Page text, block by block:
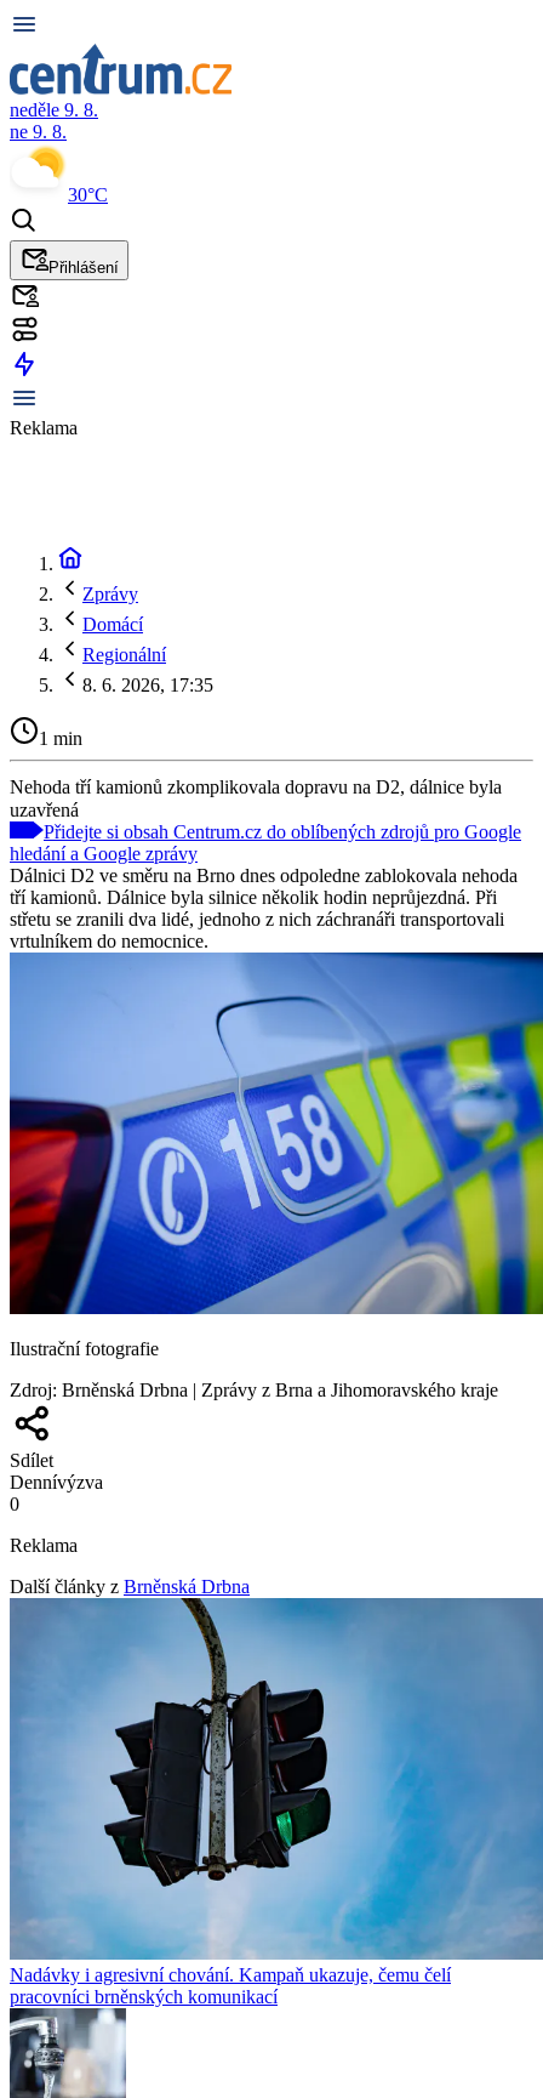
neděle 9. 8.
ne 9. 8.
30°C
Přihlášení
Reklama
Zprávy
Domácí
Regionální
8. 6. 2026, 17:35
1 min
Nehoda tří kamionů zkomplikovala dopravu na D2, dálnice byla
uzavřená
Přidejte si obsah Centrum.cz do oblíbených zdrojů pro Google
hledání a Google zprávy
Dálnici D2 ve směru na Brno dnes odpoledne zablokovala nehoda
tří kamionů. Dálnice byla silnice několik hodin neprůjezdná. Při
střetu se zranili dva lidé, jednoho z nich záchranáři transportovali
vrtulníkem do nemocnice.
Ilustrační fotografie
Zdroj: Brněnská Drbna | Zprávy z Brna a Jihomoravského kraje
Sdílet
Dennívýzva
0
Reklama
Další články z Brněnská Drbna
Nadávky i agresivní chování. Kampaň ukazuje, čemu čelí
pracovníci brněnských komunikací